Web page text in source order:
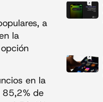
a
la
en la
85,2% de